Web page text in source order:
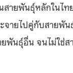
สายพันธุ์หลักในไ
จายไปคู่กับสายพั
พันธุ์อื่น จนไม่ใช่